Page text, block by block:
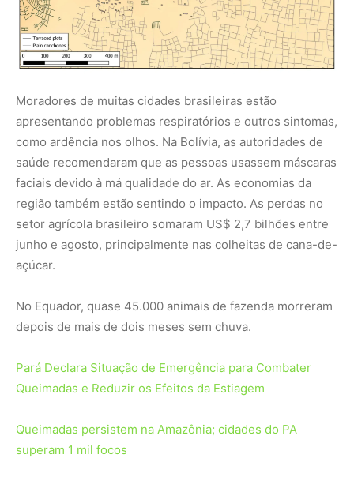
açúcar.
No Equador, quase 45.000 animais de fazenda morreram
depois de mais de dois meses sem chuva.
Pará Declara Situação de Emergência para Combater
Queimadas e Reduzir os Efeitos da Estiagem
Queimadas persistem na Amazônia; cidades do PA
superam 1 mil focos